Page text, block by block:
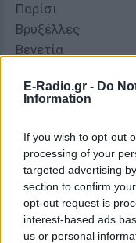
E-Radio.gr - Do
Information
If you wish to opt-out
processing of your
targeted advertising
section to confirm
opt-out request is
interest-based ads
us or personal
Παρίσι
Βρυξέλλες
Βενετία
Φλωρεντία